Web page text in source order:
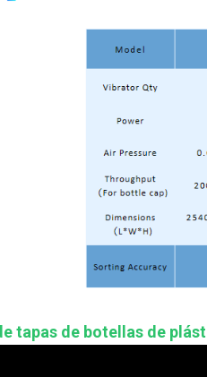
tapas de botellas de